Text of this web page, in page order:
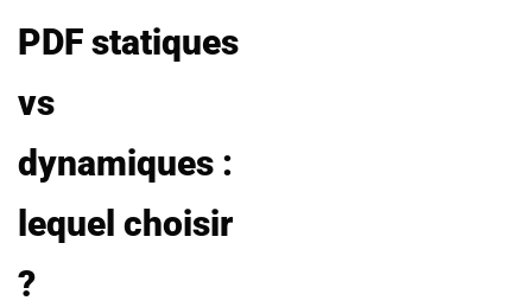
PDF statiques
vs
dynamiques :
lequel choisir
?